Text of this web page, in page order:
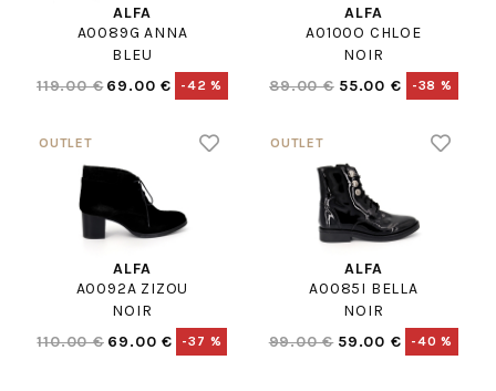
ALFA
A0089G ANNA
BLEU
119.00 € 69.00 € -42 %
ALFA
A0100O CHLOE
NOIR
89.00 € 55.00 € -38 %
ALFA
A0092A ZIZOU
NOIR
110.00 € 69.00 € -37 %
ALFA
A0085I BELLA
NOIR
99.00 € 59.00 € -40 %